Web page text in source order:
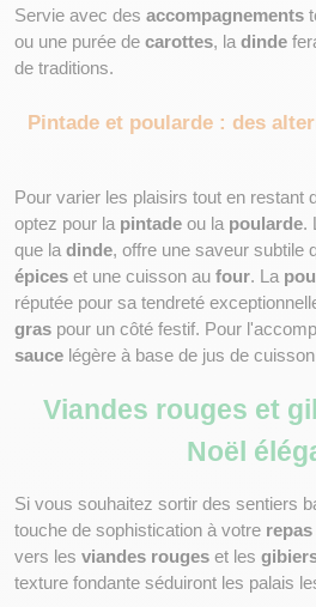
Servie avec des accompagnements
ou une purée de carottes, la dinde
de traditions.
Pintade et poularde : des
Pour varier les plaisirs tout en restant
optez pour la pintade ou la poularde.
que la dinde
épices et une cuisson au four. La
réputée pour sa tendreté
gras
sauce légère à base de jus de
Viandes rouges et
Noël
Si vous souhaitez sortir des sentiers
touche de sophistication à votre repas
vers les viandes rouges et les
texture fondante séduiront les palais